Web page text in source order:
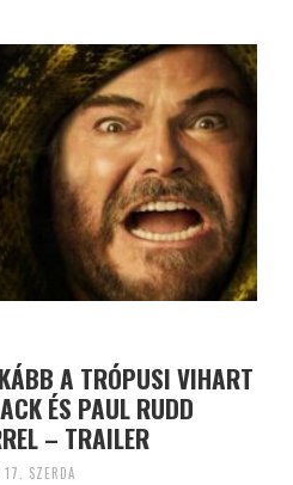
A TRÓPUSI VIHART
ÉS PAUL RUDD
– TRAILER
SZERDA